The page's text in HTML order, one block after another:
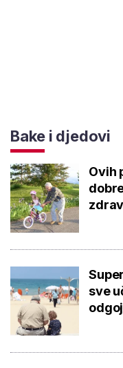
Bake i djedovi
Ovih
sve